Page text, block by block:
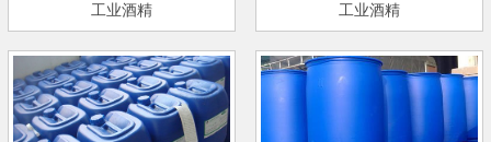
工业酒精 工业酒精